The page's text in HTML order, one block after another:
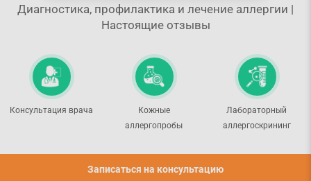
Диагностика, профилактика и лечение аллергии |
Настоящие отзывы
Консультация врача
Кожные
аллергопробы
Лабораторный
аллергоскрининг
Записаться на консультацию